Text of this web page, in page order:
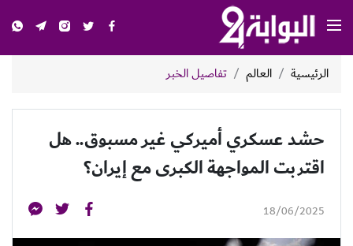
الرئيسية العالم تفاصيل الخبر
حشد عسكري أميركي غير مسبوق.. هل
اقتربت المواجهة الكبرى مع إيران؟
18/06/2025